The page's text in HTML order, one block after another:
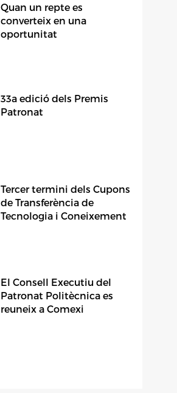
Quan un repte es
converteix en una
oportunitat
33a edició dels Premis
Patronat
Tercer termini dels Cupons
de Transferència de
Tecnologia i Coneixement
El Consell Executiu del
Patronat Politècnica es
reuneix a Comexi